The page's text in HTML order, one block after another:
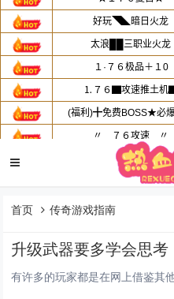
首页 传奇游戏指南
升级武器要多学会思考